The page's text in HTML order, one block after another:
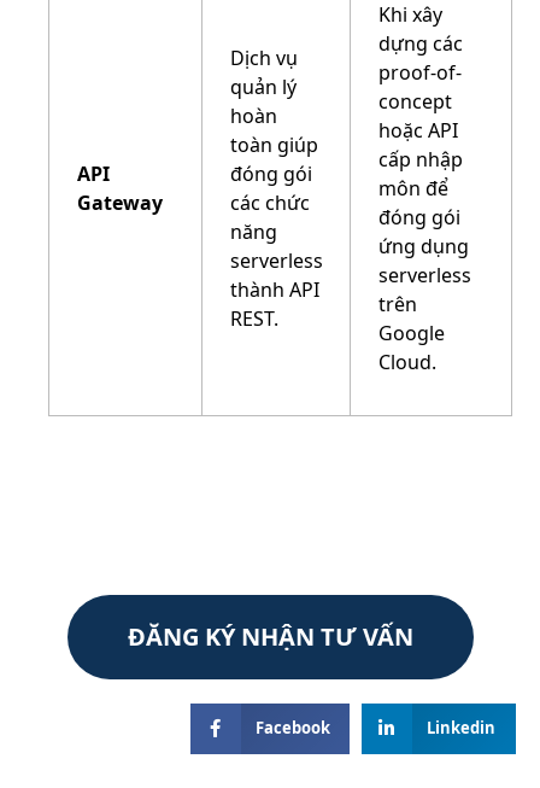
API
Gateway
Dịch vụ
quản lý
hoàn
toàn giúp
đóng gói
các chức
năng
serverless
thành API
REST.
Khi xây
dựng các
proof-of-
concept
hoặc API
cấp nhập
môn để
đóng gói
ứng dụng
serverless
trên
Google
Cloud.
ĐĂNG KÝ NHẬN TƯ VẤN
Facebook Linkedin